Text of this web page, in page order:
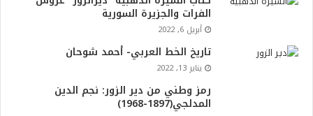
الفرات والجزيرة السورية
أبريل 6, 2022
تاريخ الخط العربي- أحمد شوحان
يناير 13, 2022
رمز وطني من دير الزور: نجم الدين
المدلجي(1897-1968)